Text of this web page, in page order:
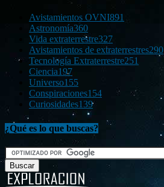
Avistamientos OVNI891
Astronomía360
Vida extraterrestre327
Avistamientos de extraterrestres290
Tecnología Extraterrestre251
Ciencia197
Universo155
Conspiraciones154
Curiosidades139
¿Qué es lo que buscas?